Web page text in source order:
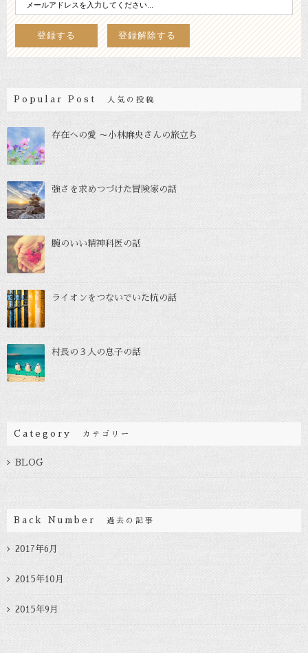
Popular Post 人気の投稿
存在への愛 〜小林麻央さんの旅立ち
強さを求めつづけた冒険家の話
腕のいい精神科医の話
ライオンをつないでいた杭の話
村長の３人の息子の話
Category カテゴリー
BLOG
Back Number 過去の記事
2017年6月
2015年10月
2015年9月